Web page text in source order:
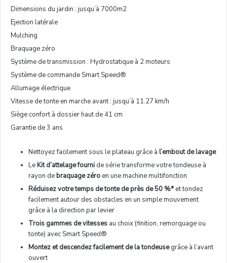
Dimensions du jardin : jusqu’à 7000m2
Ejection latérale
Mulching
Braquage zéro
Système de transmission : Hydrostatique à 2 moteurs
Système de commande Smart Speed®
Allumage électrique
Vitesse de tonte en marche avant : jusqu’à 11.27 km/h
Siège confort à dossier haut de 41 cm
Garantie de 3 ans
Nettoyez facilement sous le plateau grâce à l’embout de lavage
LeKit d’attelage fourni de série transforme votre tondeuse à
rayon debraquage zéro en une machine multifonction
Réduisez votre temps de tonte de près de 50 %* et tondez
facilement autour des obstacles en un simple mouvement
grâce à la direction par levier
Trois gammes de vitesses au choix (finition, remorquage ou
tonte) avec Smart Speed®
Montez et descendez facilement de la tondeusegrâce à l’avant
ouvert